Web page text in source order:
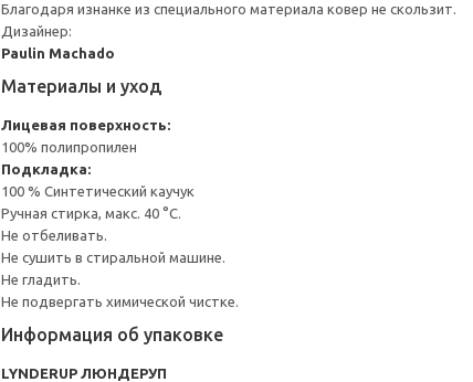
Благодаря изнанке из специального материала ковер не скользит.
Дизайнер:
Paulin Machado
Материалы и уход
Лицевая поверхность:
100% полипропилен
Подкладка:
100 % Синтетический каучук
Ручная стирка, макс. 40 °C.
Не отбеливать.
Не сушить в стиральной машине.
Не гладить.
Не подвергать химической чистке.
Информация об упаковке
LYNDERUP ЛЮНДЕРУП